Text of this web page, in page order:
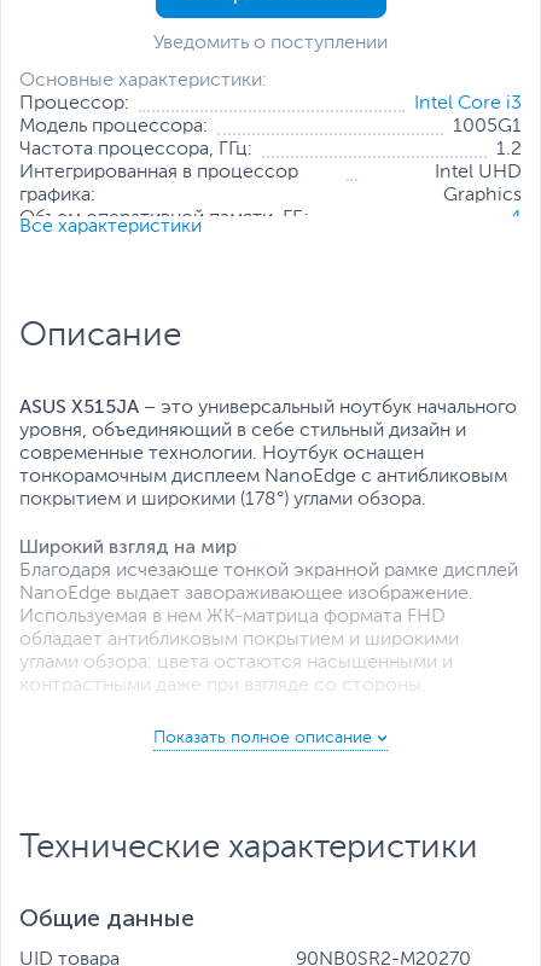
Основные характеристики:
Процессор:
Intel Core i3
Модель процессора:
1005G1
Частота процессора, ГГц:
1.2
Интегрированная в процессор
графика:
Intel UHD
Graphics
Объем оперативной памяти, ГБ:
4
Твердотельный накопитель:
Операционная система:
Отсутствует
Все характеристики
Все характеристики
Уведомить о поступлении
Описание
ASUS X515JA – это универсальный ноутбук начального
уровня, объединяющий в себе стильный дизайн и
современные технологии. Ноутбук оснащен
тонкорамочным дисплеем NanoEdge с антибликовым
покрытием и широкими (178°) углами обзора.
Широкий взгляд на мир
Благодаря исчезающе тонкой экранной рамке дисплей
NanoEdge выдает завораживающее изображение.
Используемая в нем ЖК-матрица формата FHD
обладает антибликовым покрытием и широкими
углами обзора: цвета остаются насыщенными и
контрастными даже при взгляде со стороны.
Для мобильного стиля жизни
Ноутбук ASUS X515JA выполнен в компактном
Продуманная эргономика
конструкцией и оптимальной глубиной хода клавиш.
Технические характеристики
Общие данные
UID товара 90NB0SR2-M20270